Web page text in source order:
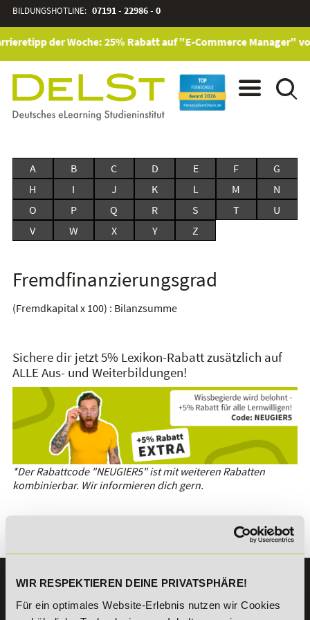
WIR RESPEKTIEREN DEINE PRIVATSPHÄRE!
Für ein optimales Website-Erlebnis nutzen wir Cookies
BILDUNGSHOTLINE: 07191 - 22986 - 0
der Woche: 25% Rabatt auf "E-Commerce Manager"
A B C D E F
G
H
I J K L M
N
O
P Q R S T
U
V
W X Y Z
Fremdfinanzierungsgrad
(Fremdkapital x 100) : Bilanzsumme
Sichere dir jetzt 5% Lexikon-Rabatt zusätzlich auf
ALLE Aus- und Weiterbildungen!
*Der Rabattcode "NEUGIER5" ist mit weiteren Rabatten
kombinierbar. Wir informieren dich gern.
Es gibt keine Einträge mit diesem Anfangsbuchstaben.
KONTAKT
07191 - 22986 - 0